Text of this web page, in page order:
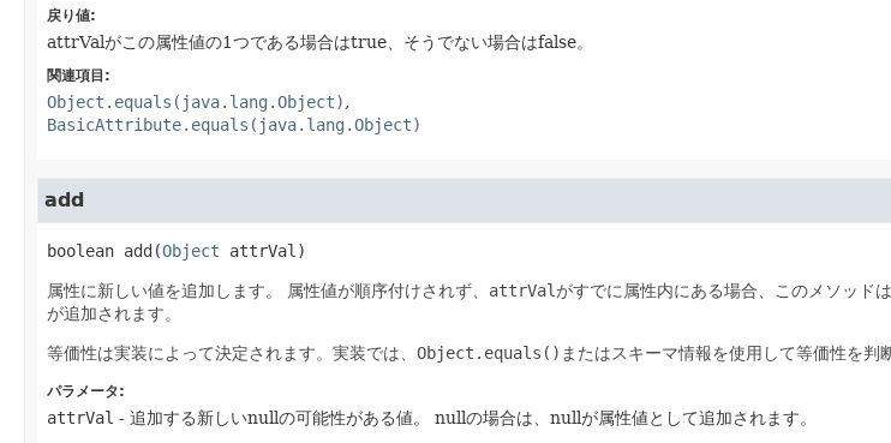
戻り値:
attrValがこの属性値の1つである場合はtrue、そうでない場合はfalse。
関連項目:
Object.equals(java.lang.Object)
BasicAttribute.equals(java.lang.Object)
add
boolean add(Object attrVal)
属性に新しい値を追加します。 属性値が順序付けされず、 attrValがすでに属性内にある場合、このメソッド
が追加されます。
等価性は実装によって決定されます。実装では、 Object.equals() またはスキーマ情報を使用して等価性を判
パラメータ:
attrVal - 追加する新しいnullの可能性がある値。 nullの場合は、nullが属性値として追加されます。